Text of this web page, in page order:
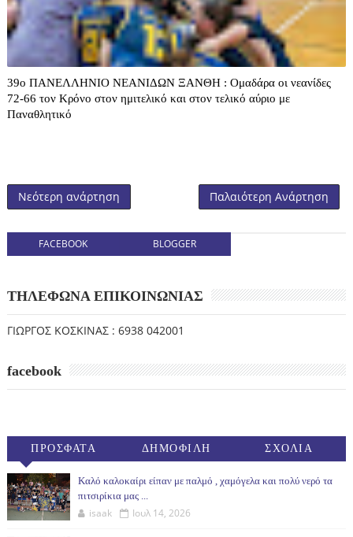
39o ΠΑΝΕΛΛΗΝΙΟ ΝΕΑΝΙΔΩΝ ΞΑΝΘΗ : Ομαδάρα οι νεανίδες
72-66 τον Κρόνο στον ημιτελικό και στον τελικό αύριο με
Παναθλητικό
Νεότερη ανάρτηση Παλαιότερη Ανάρτηση
FACEBOOK BLOGGER
ΤΗΛΕΦΩΝΑ ΕΠΙΚΟΙΝΩΝΙΑΣ
ΓΙΩΡΓΟΣ ΚΟΣΚΙΝΑΣ : 6938 042001
facebook
ΠΡΟΣΦΑΤΑ ΔΗΜΟΦΙΛΗ ΣΧΟΛΙΑ
Καλό καλοκαίρι είπαν με παλμό , χαμόγελα και πολύ νερό τα
πιτσιρίκια μας ...
isaak Ιουλ 14, 2026